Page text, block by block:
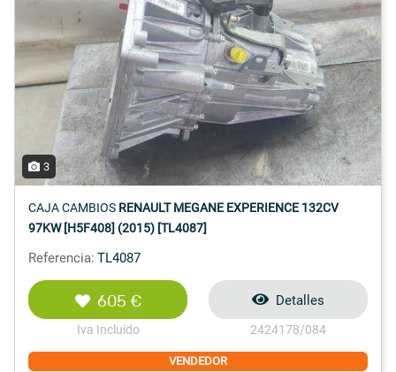
3
CAJA CAMBIOS RENAULT MEGANE EXPERIENCE 132CV
97KW [H5F408] (2015) [TL4087]
Referencia: TL4087
605 €
Iva Incluido
Detalles
2424178/084
VENDEDOR